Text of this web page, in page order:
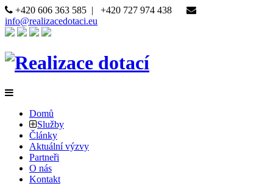
+420 606 363 585 |
+420 727 974 438
info@realizacedotaci.eu
Domů
Služby
Články
Aktuální výzvy
Partneři
O nás
Kontakt